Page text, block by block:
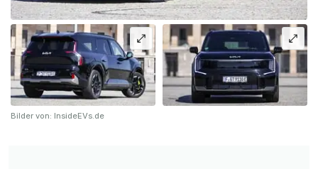
Bilder von: InsideEVs.de